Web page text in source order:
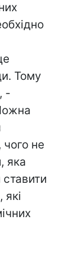
Тому
-
не
яка
ставити